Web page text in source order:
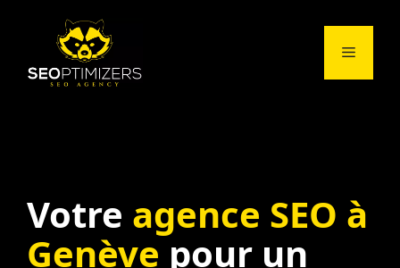
Menu
Votre agence SEO à
Genève pour un